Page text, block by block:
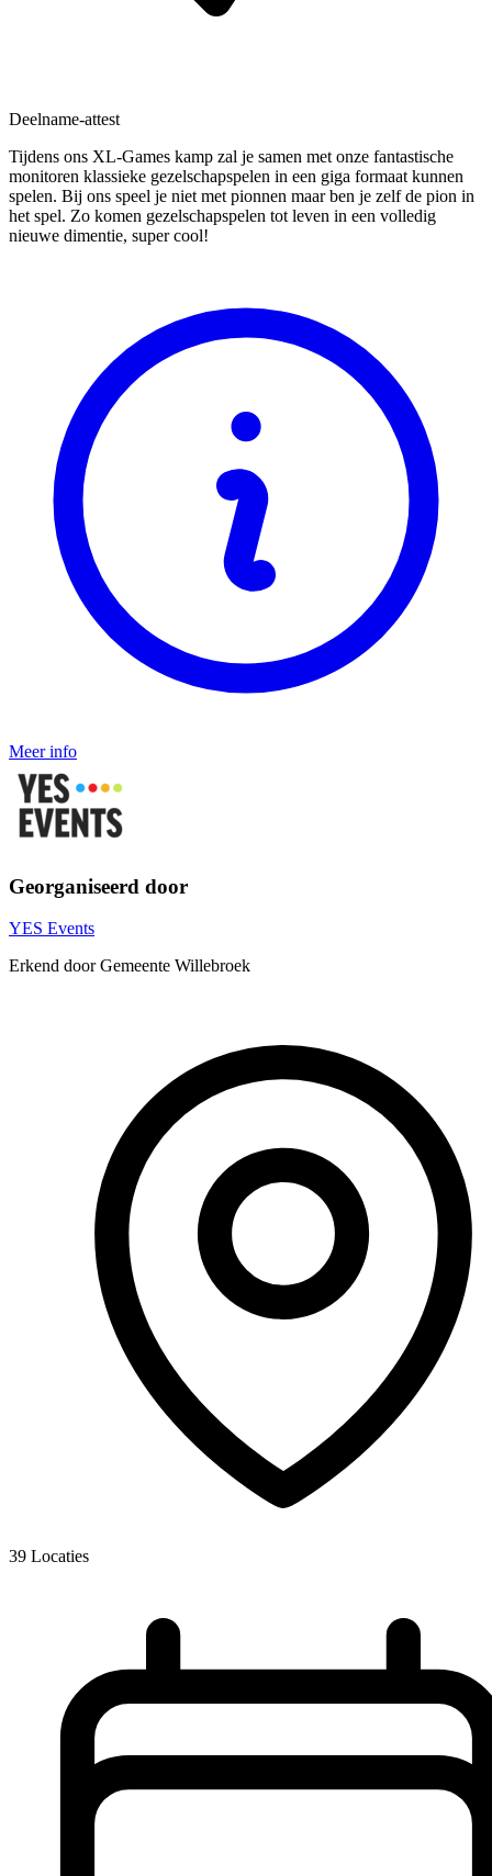
Deelname-attest
Tijdens ons XL-Games kamp zal je samen met onze fantastische
monitoren klassieke gezelschapspelen in een giga formaat kunnen
spelen. Bij ons speel je niet met pionnen maar ben je zelf de pion in
het spel. Zo komen gezelschapspelen tot leven in een volledig
nieuwe dimentie, super cool!
Meer info
Georganiseerd door
YES Events
Erkend door Gemeente Willebroek
39 Locaties